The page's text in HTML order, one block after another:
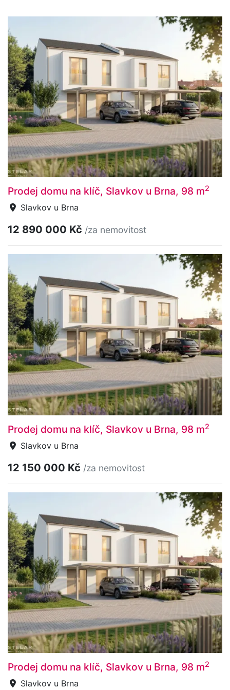
Prodej domu na klíč, Slavkov u Brna, 98 m2
Slavkov u Brna
12 890 000 Kč /za nemovitost
Prodej domu na klíč, Slavkov u Brna, 98 m2
Slavkov u Brna
12 150 000 Kč /za nemovitost
Prodej domu na klíč, Slavkov u Brna, 98 m2
Slavkov u Brna